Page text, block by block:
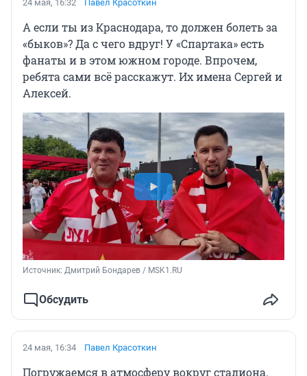
24 мая, 16:32 Павел Красоткин
А если ты из Краснодара, то должен болеть за
«быков»? Да с чего вдруг! У «Спартака» есть
фанаты и в этом южном городе. Впрочем,
ребята сами всё расскажут. Их имена Сергей и
Алексей.
Источник: Дмитрий Бондарев / MSK1.RU
Обсудить
24 мая, 16:34 Павел Красоткин
Погружаемся в атмосферу вокруг стадиона.